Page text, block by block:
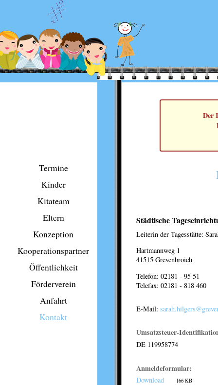
Der
Städtische
Leiterin der Tagesstätte:
Hartmannweg 1
41515 Grevenbroich
Telefon: 02181 - 95 51
Telefax: 02181 - 818 460
E-Mail:
Umsatzsteuer-
DE 119958774
Anmeldeformular:
Download 166 KB
Termine
Kinder
Kitateam
Eltern
Konzeption
Kooperationspartner
Öffentlichkeit
Förderverein
Anfahrt
Kontakt